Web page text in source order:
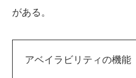
がある。
アベイラビリティの機能